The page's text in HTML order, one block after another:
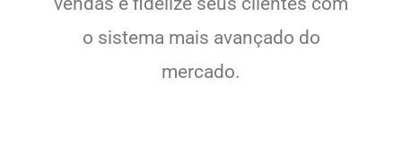
o sistema mais avançado do
mercado.